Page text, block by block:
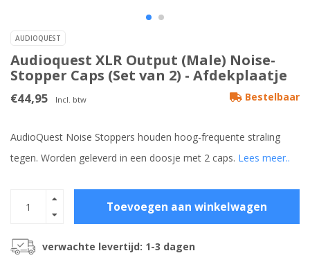
AUDIOQUEST
Audioquest XLR Output (Male) Noise-
Stopper Caps (Set van 2) - Afdekplaatje
€44,95 Incl. btw Bestelbaar
AudioQuest Noise Stoppers houden hoog-frequente straling
tegen. Worden geleverd in een doosje met 2 caps. Lees meer..
Toevoegen aan winkelwagen
verwachte levertijd: 1-3 dagen